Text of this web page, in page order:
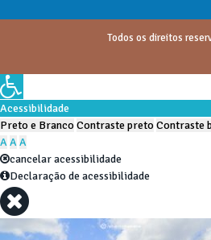
Todos os direitos
Acessibilidade
Preto e BrancoContraste pretoContraste
AAA
cancelar acessibilidade
Declaração de acessibilidade